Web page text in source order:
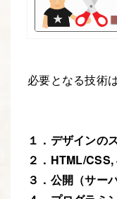
必要となる技術
１．デザインの
２． HTML/CSS
３．公開（サー